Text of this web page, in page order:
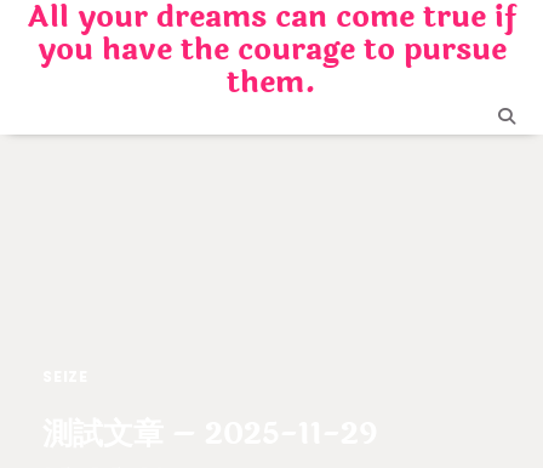
Skip
content
All your dreams can come true if
you have the courage to pursue
them.